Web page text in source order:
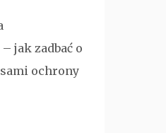
jak zadbać o
ochrony